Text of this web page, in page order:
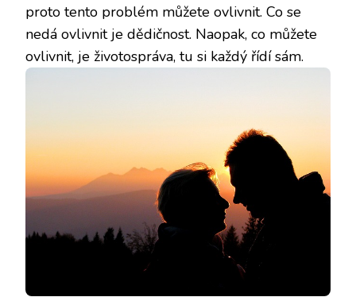
proto tento problém můžete ovlivnit. Co se
nedá ovlivnit je dědičnost. Naopak, co můžete
ovlivnit, je životospráva, tu si každý řídí sám.